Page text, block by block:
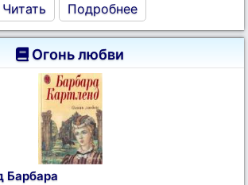
Читать Подробнее
Огонь любви
Барбара